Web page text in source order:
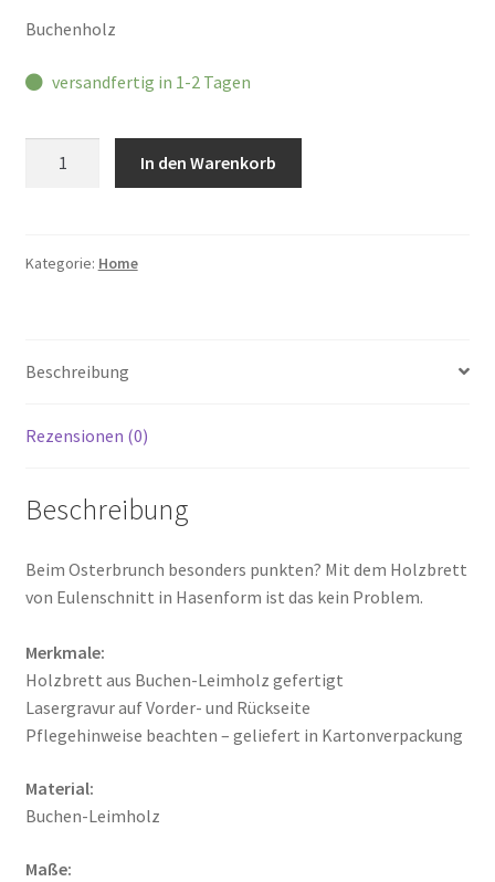
Buchenholz
versandfertig in 1-2 Tagen
In den Warenkorb
Kategorie: Home
Beschreibung
Rezensionen (0)
Beschreibung
Beim Osterbrunch besonders punkten? Mit dem Holzbrett
von Eulenschnitt in Hasenform ist das kein Problem.
Merkmale:
Holzbrett aus Buchen-Leimholz gefertigt
Lasergravur auf Vorder- und Rückseite
Pflegehinweise beachten – geliefert in Kartonverpackung
Material:
Buchen-Leimholz
Maße: